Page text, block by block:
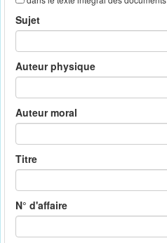
Sujet
Auteur physique
Auteur moral
Titre
N° d'affaire